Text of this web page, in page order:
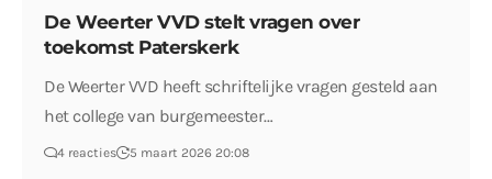
De Weerter VVD stelt vragen over
toekomst Paterskerk
De Weerter VVD heeft schriftelijke vragen gesteld aan
het college van burgemeester…
4 reacties 5 maart 2026 20:08